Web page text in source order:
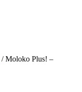
/ Moloko Plus! –